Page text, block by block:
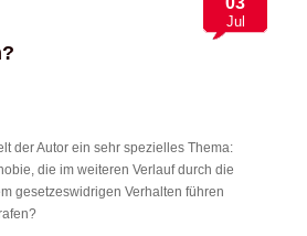
Jul
der Autor ein sehr spezielles Thema:
die im weiteren Verlauf durch die
gesetzeswidrigen Verhalten führen